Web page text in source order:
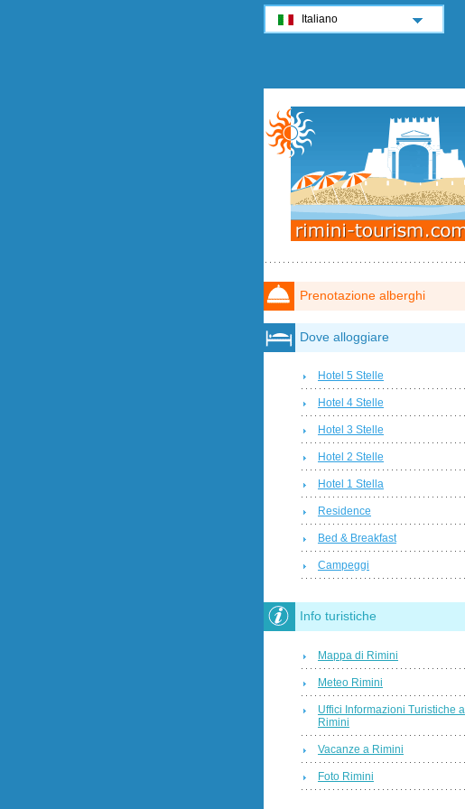
Prenotazione alberghi
Dove alloggiare
Hotel 5 Stelle
Hotel 4 Stelle
Hotel 3 Stelle
Hotel 2 Stelle
Hotel 1 Stella
Residence
Bed & Breakfast
Campeggi
Info turistiche
Mappa di Rimini
Meteo Rimini
Uffici Informazioni Turistiche a
Rimini
Vacanze a Rimini
Foto Rimini
Italiano